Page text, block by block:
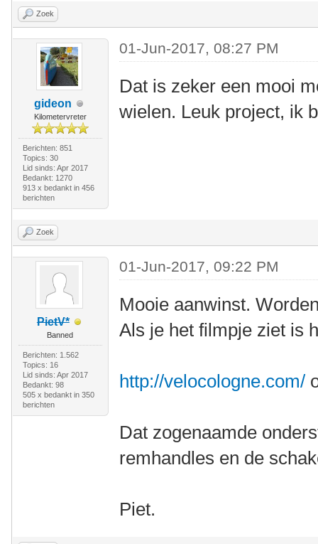
Zoek
gideon
Kilometervreter
Berichten: 851
Topics: 30
Lid sinds: Apr 2017
Bedankt: 1270
913 x bedankt in 456
berichten
01-Jun-2017, 08:27 PM
Dat is zeker een mooi
wielen. Leuk project, ik
Zoek
PietV*
Banned
Berichten: 1.562
Topics: 16
Lid sinds: Apr 2017
Bedankt: 98
505 x bedankt in 350
berichten
01-Jun-2017, 09:22 PM
Mooie aanwinst.
Als je het filmpje ziet is
http://velocologne.com/
Dat zogenaamde
remhandles en de
Piet.